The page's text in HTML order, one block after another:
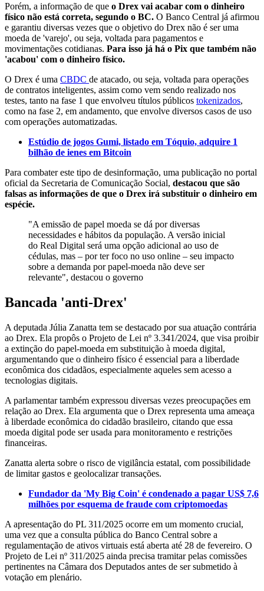
Porém, a informação de que o Drex vai acabar com o dinheiro
físico não está correta, segundo o BC. O Banco Central já afirmou
e garantiu diversas vezes que o objetivo do Drex não é ser uma
moeda de 'varejo', ou seja, voltada para pagamentos e
movimentações cotidianas. Para isso já há o Pix que também não
'acabou' com o dinheiro físico.
O Drex é uma CBDC de atacado, ou seja, voltada para operações
de contratos inteligentes, assim como vem sendo realizado nos
testes, tanto na fase 1 que envolveu títulos públicos tokenizados,
como na fase 2, em andamento, que envolve diversos casos de uso
com operações automatizadas.
Estúdio de jogos Gumi, listado em Tóquio, adquire 1
bilhão de ienes em Bitcoin
Para combater este tipo de desinformação, uma publicação no portal
oficial da Secretaria de Comunicação Social, destacou que são
falsas as informações de que o Drex irá substituir o dinheiro em
espécie.
"A emissão de papel moeda se dá por diversas
necessidades e hábitos da população. A versão inicial
do Real Digital será uma opção adicional ao uso de
cédulas, mas – por ter foco no uso online – seu impacto
sobre a demanda por papel-moeda não deve ser
relevante", destacou o governo
Bancada 'anti-Drex'
A deputada Júlia Zanatta tem se destacado por sua atuação contrária
ao Drex. Ela propôs o Projeto de Lei nº 3.341/2024, que visa proibir
a extinção do papel-moeda em substituição à moeda digital,
argumentando que o dinheiro físico é essencial para a liberdade
econômica dos cidadãos, especialmente aqueles sem acesso a
tecnologias digitais.
A parlamentar também expressou diversas vezes preocupações em
relação ao Drex. Ela argumenta que o Drex representa uma ameaça
à liberdade econômica do cidadão brasileiro, citando que essa
moeda digital pode ser usada para monitoramento e restrições
financeiras.
Zanatta alerta sobre o risco de vigilância estatal, com possibilidade
de limitar gastos e geolocalizar transações.
Fundador da 'My Big Coin' é condenado a pagar US$ 7,6
milhões por esquema de fraude com criptomoedas
A apresentação do PL 311/2025 ocorre em um momento crucial,
uma vez que a consulta pública do Banco Central sobre a
regulamentação de ativos virtuais está aberta até 28 de fevereiro. O
Projeto de Lei nº 311/2025 ainda precisa tramitar pelas comissões
pertinentes na Câmara dos Deputados antes de ser submetido à
votação em plenário.